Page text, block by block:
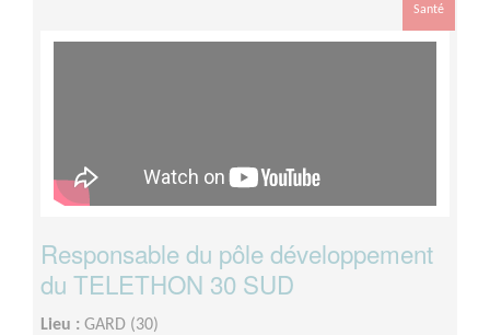
Santé
Responsable du pôle développement
du TELETHON 30 SUD
Lieu : GARD (30)